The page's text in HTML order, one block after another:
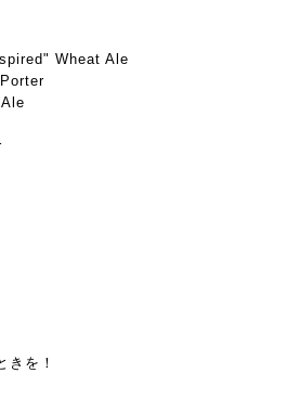
Wheat Ale
きを！